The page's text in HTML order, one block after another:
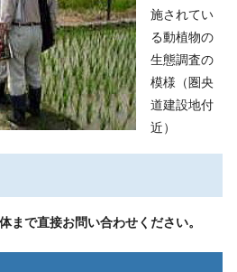
施されてい
る動植物の
生態調査の
模様（圏央
道建設地付
近）
まで直接お問い合わせください。